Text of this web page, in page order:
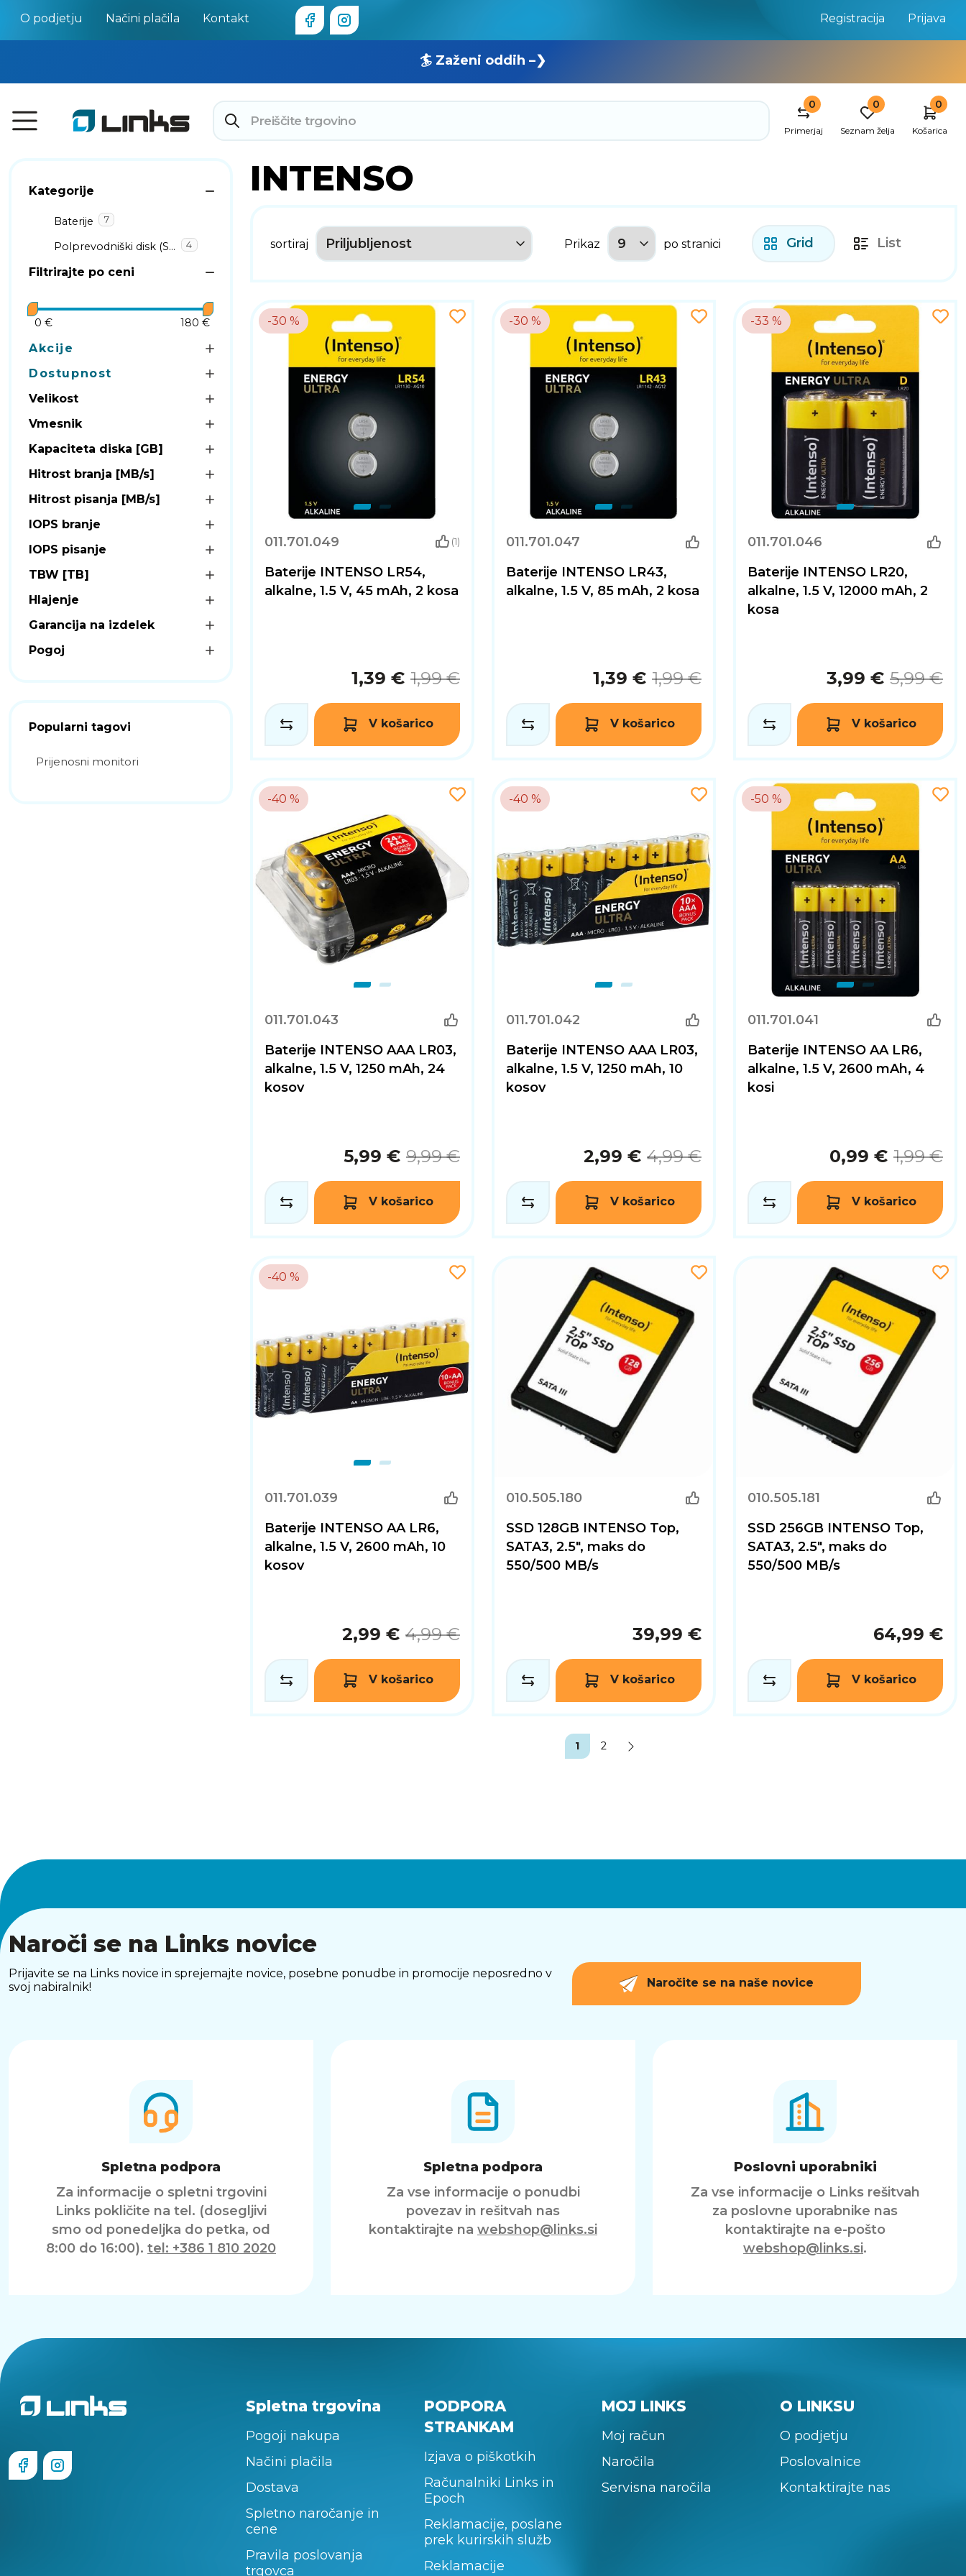
O podjetju Načini plačila Kontakt Registracija Prijava
🏄 Zaženi oddih –❯
0
Primerjaj
0
Seznam želja
0
Košarica
Kategorije
Baterije 7
Polprevodniški disk (SSD) 4
Filtrirajte po ceni
0 € 180 €
Akcije
Dostupnost
Velikost
Vmesnik
Kapaciteta diska [GB]
Hitrost branja [MB/s]
Hitrost pisanja [MB/s]
IOPS branje
IOPS pisanje
TBW [TB]
Hlajenje
Garancija na izdelek
Pogoj
Popularni tagovi
Prijenosni monitori
INTENSO
sortiraj Prikaz po stranici Grid List
-30 %
011.701.049 (1)
Baterije INTENSO LR54,
alkalne, 1.5 V, 45 mAh, 2 kosa
1,39 € 1,99 €
V košarico
-30 %
011.701.047
Baterije INTENSO LR43,
alkalne, 1.5 V, 85 mAh, 2 kosa
1,39 € 1,99 €
V košarico
-33 %
011.701.046
Baterije INTENSO LR20,
alkalne, 1.5 V, 12000 mAh, 2
kosa
3,99 € 5,99 €
V košarico
-40 %
011.701.043
Baterije INTENSO AAA LR03,
alkalne, 1.5 V, 1250 mAh, 24
kosov
5,99 € 9,99 €
V košarico
-40 %
011.701.042
Baterije INTENSO AAA LR03,
alkalne, 1.5 V, 1250 mAh, 10
kosov
2,99 € 4,99 €
V košarico
-50 %
011.701.041
Baterije INTENSO AA LR6,
alkalne, 1.5 V, 2600 mAh, 4
kosi
0,99 € 1,99 €
V košarico
-40 %
011.701.039
Baterije INTENSO AA LR6,
alkalne, 1.5 V, 2600 mAh, 10
kosov
2,99 € 4,99 €
V košarico
010.505.180
SSD 128GB INTENSO Top,
SATA3, 2.5", maks do
550/500 MB/s
39,99 €
V košarico
010.505.181
SSD 256GB INTENSO Top,
SATA3, 2.5", maks do
550/500 MB/s
64,99 €
V košarico
1 2
Naroči se na Links novice
Prijavite se na Links novice in sprejemajte novice, posebne ponudbe in promocije neposredno v
svoj nabiralnik!
Naročite se na naše novice
Spletna podpora
Za informacije o spletni trgovini
Links pokličite na tel. (dosegljivi
smo od ponedeljka do petka, od
8:00 do 16:00). tel: +386 1 810 2020
Spletna podpora
Za vse informacije o ponudbi
povezav in rešitvah nas
kontaktirajte na webshop@links.si
Poslovni uporabniki
Za vse informacije o Links rešitvah
za poslovne uporabnike nas
kontaktirajte na e-pošto
webshop@links.si.
Spletna trgovina
Pogoji nakupa
Načini plačila
Dostava
Spletno naročanje in
cene
Pravila poslovanja
trgovca
PODPORA
STRANKAM
Izjava o piškotkih
Računalniki Links in
Epoch
Reklamacije, poslane
prek kurirskih služb
Reklamacije
MOJ LINKS
Moj račun
Naročila
Servisna naročila
O LINKSU
O podjetju
Poslovalnice
Kontaktirajte nas